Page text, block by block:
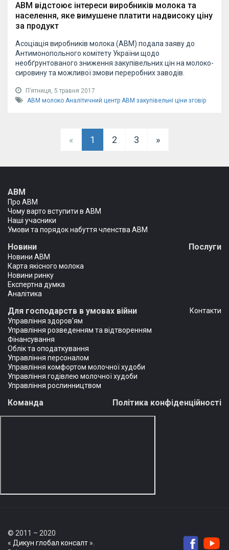
АВМ відстоює інтереси виробників молока та
населення, яке вимушене платити надвисоку ціну
за продукт
Асоціація виробників молока (АВМ) подала заяву до
Антимонопольного комітету України щодо
необґрунтованого зниження закупівельних цін на молоко-
сировину та можливої змови переробних заводів.
Пʼятниця, 5 травня 2017
АВМ молоко Аналітичний центр АВМ закупівельні ціни зговір
« 1 2 3 »
АВМ
Про АВМ
Чому варто вступити в АВМ
Наші учасники
Умови та порядок набуття членства АВМ
Новини
Новини АВМ
Карта якісного молока
Новини ринку
Експертна думка
Аналітика
Послуги
Для господарств в умовах війни
Управління здоров'ям
Управління розведенням та відтворенням
Фінансування
Облік та оподаткування
Управління персоналом
Управління комфортом молочної худоби
Управління годівлею молочної худоби
Управління рослинництвом
Контакти
Команда Політика конфіденційності
© 2011 – 2020
« Дикун глобал консалт ».